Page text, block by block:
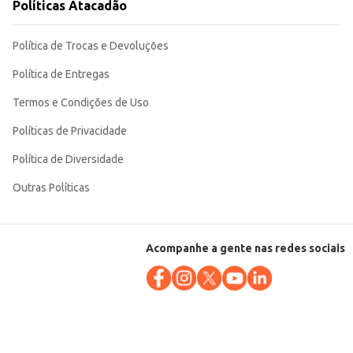
Políticas Atacadão
Política de Trocas e Devoluções
Política de Entregas
Termos e Condições de Uso
Políticas de Privacidade
Política de Diversidade
Outras Políticas
Acompanhe a gente nas redes sociais